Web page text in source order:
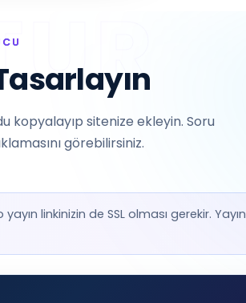
kopyalayıp sitenize ekleyin. Soru
görebilirsiniz.
linkinizin de SSL olması gerekir. Yayın